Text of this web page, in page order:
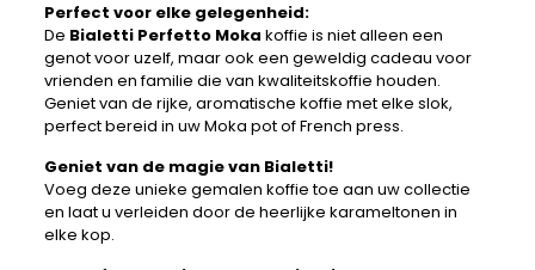
Perfect voor elke gelegenheid:
De Bialetti Perfetto Moka koffie is niet alleen een
genot voor uzelf, maar ook een geweldig cadeau voor
vrienden en familie die van kwaliteitskoffie houden.
Geniet van de rijke, aromatische koffie met elke slok,
perfect bereid in uw Moka pot of French press.
Geniet van de magie van Bialetti!
Voeg deze unieke gemalen koffie toe aan uw collectie
en laat u verleiden door de heerlijke karameltonen in
elke kop.